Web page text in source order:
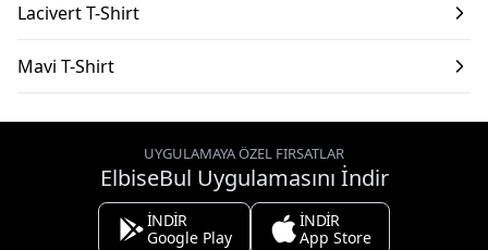
Lacivert T-Shirt
Mavi T-Shirt
UYGULAMAYA ÖZEL FIRSATLAR
ElbiseBul Uygulamasını İndir
İNDİR
Google Play
İNDİR
App Store